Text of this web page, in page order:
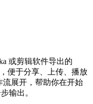
或剪辑软件导出的
便于分享、上传、播放
展开，帮助你在开始
输出。